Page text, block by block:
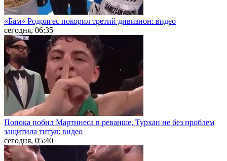
«Бам» Родригес покорил третий дивизион: видео
сегодня, 06:35
Попока побил Мартинеса в реванше, Турхан не без проблем
защитила титул: видео
сегодня, 05:40